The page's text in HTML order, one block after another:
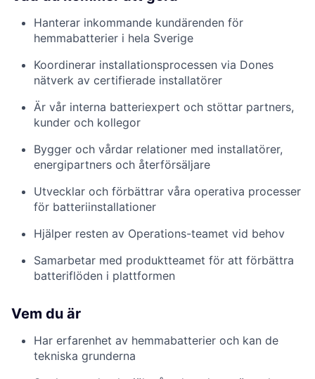
Hanterar inkommande kundärenden för
hemmabatterier i hela Sverige
Koordinerar installationsprocessen via Dones
nätverk av certifierade installatörer
Är vår interna batteriexpert och stöttar partners,
kunder och kollegor
Bygger och vårdar relationer med installatörer,
energipartners och återförsäljare
Utvecklar och förbättrar våra operativa processer
för batteriinstallationer
Hjälper resten av Operations-teamet vid behov
Samarbetar med produktteamet för att förbättra
batteriflöden i plattformen
Vem du är
Har erfarenhet av hemmabatterier och kan de
tekniska grunderna